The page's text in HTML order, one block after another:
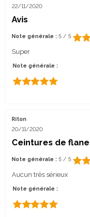
22/11/2020
Avis
Note générale : 5 / 5
Super
Note générale :
Riton
20/11/2020
Ceintures de
Note générale : 5 / 5
Aucun très sérieux
Note générale :